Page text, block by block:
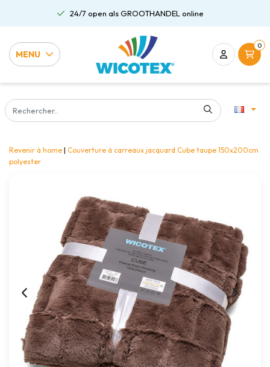
24/7 open als GROOTHANDEL online
MENU
0
Revenir à home | Couverture à carreaux jacquard Cube taupe 150x200cm
polyester